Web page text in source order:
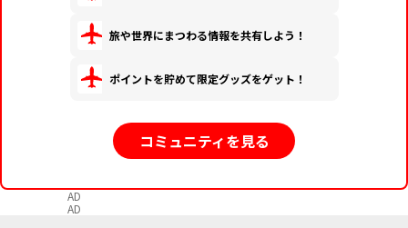
旅や世界にまつわる情報を共有しよう！
ポイントを貯めて限定グッズをゲット！
コミュニティを見る
AD
AD